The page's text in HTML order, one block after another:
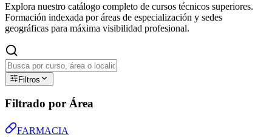
Explora nuestro catálogo completo de cursos técnicos superiores.
Formación indexada por áreas de especialización y sedes
geográficas para máxima visibilidad profesional.
Filtros
Filtrado por Área
FARMACIA